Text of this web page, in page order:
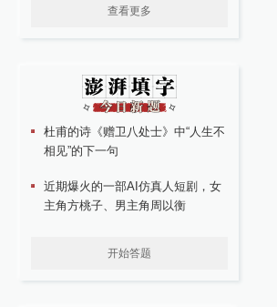
查看更多
杜甫的诗《赠卫八处士》中“人生不
相见”的下一句
近期爆火的一部AI仿真人短剧，女
主角方桃子、男主角周以衡
开始答题